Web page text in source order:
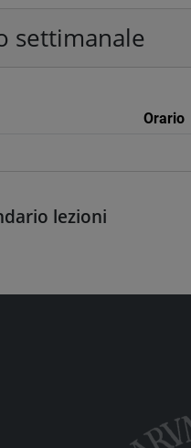
settimanale
Orario
lezioni